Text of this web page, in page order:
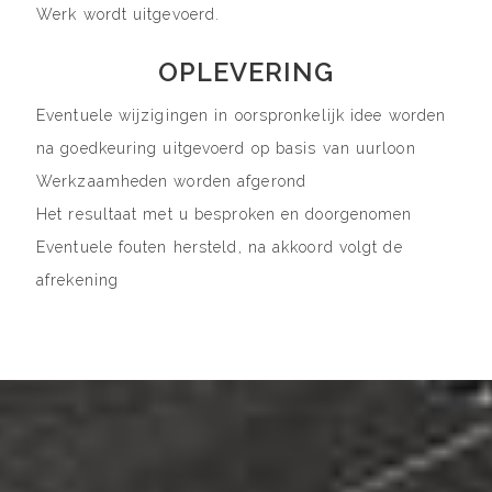
Werk wordt uitgevoerd.
OPLEVERING
Eventuele wijzigingen in oorspronkelijk idee worden
na goedkeuring uitgevoerd op basis van uurloon
Werkzaamheden worden afgerond
Het resultaat met u besproken en doorgenomen
Eventuele fouten hersteld, na akkoord volgt de
afrekening